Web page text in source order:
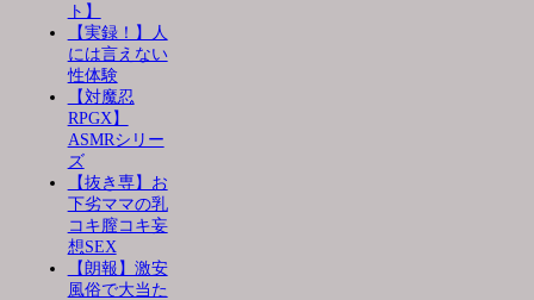
ト】
【実録！】人
には言えない
性体験
【対魔忍
RPGX】
ASMRシリー
ズ
【抜き専】お
下劣ママの乳
コキ膣コキ妄
想SEX
【朗報】激安
風俗で大当た